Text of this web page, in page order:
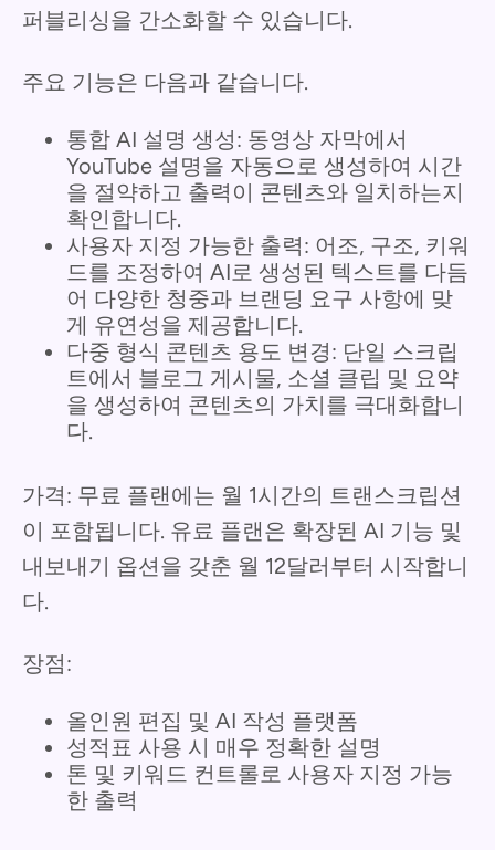
퍼블리싱을 간소화할 수 있습니다.
주요 기능은 다음과 같습니다.
통합 AI 설명 생성: 동영상 자막에서
YouTube 설명을 자동으로 생성하여 시간
을 절약하고 출력이 콘텐츠와 일치하는지
확인합니다.
사용자 지정 가능한 출력: 어조, 구조, 키워
드를 조정하여 AI로 생성된 텍스트를 다듬
어 다양한 청중과 브랜딩 요구 사항에 맞
게 유연성을 제공합니다.
다중 형식 콘텐츠 용도 변경: 단일 스크립
트에서 블로그 게시물, 소셜 클립 및 요약
을 생성하여 콘텐츠의 가치를 극대화합니
다.
가격: 무료 플랜에는 월 1시간의 트랜스크립션
이 포함됩니다. 유료 플랜은 확장된 AI 기능 및
내보내기 옵션을 갖춘 월 12달러부터 시작합니
다.
장점:
올인원 편집 및 AI 작성 플랫폼
성적표 사용 시 매우 정확한 설명
톤 및 키워드 컨트롤로 사용자 지정 가능
한 출력